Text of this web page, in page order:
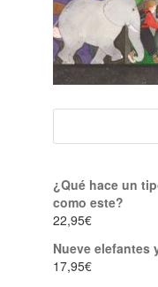
¿Qué hace un
como este?
22,95€
Nueve elefantes
17,95€